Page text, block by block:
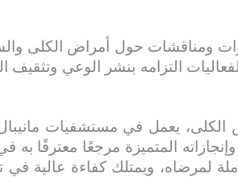
ومناقشات حول أمراض الكلى
التزامه بنشر الوعي وتثقيف
يعمل في مستشفيات
المتميزة مرجعًا معترفًا به
لمرضاه، ويمتلك كفاءة عالية في